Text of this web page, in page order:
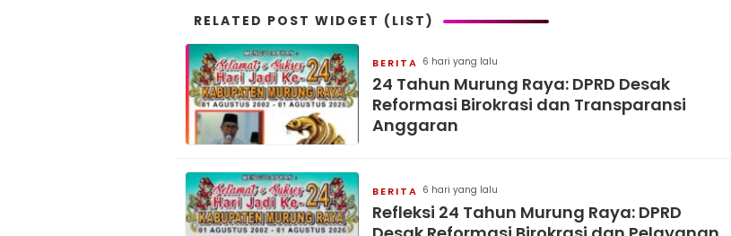
RELATED POST WIDGET (LIST)
BERITA 6 hari yang lalu
24 Tahun Murung Raya: DPRD Desak
Reformasi Birokrasi dan Transparansi
Anggaran
BERITA 6 hari yang lalu
Refleksi 24 Tahun Murung Raya: DPRD